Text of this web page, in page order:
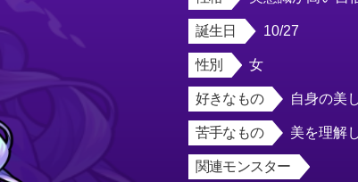
誕生日 10/27
性別 女
好きなもの 自身の美
苦手なもの 美を理解
関連モンスター